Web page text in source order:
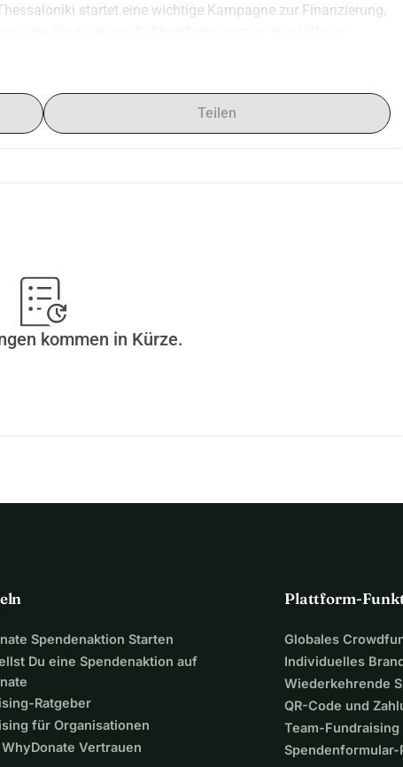
startet eine wichtige Kampagne zur Finanzierung,
bestmögliche Unterstützung bieten können.
und die Wettkämpfe lernen unsere Kinder,
und Hingabe zu verfolgen.
geben, sich im Sport und im Leben zu entfalten.
Teilen
kommen in Kürze.
Spendenaktion Starten
Du eine Spendenaktion auf
Ratgeber
für Organisationen
Vertrauen
Plattform-
Globales
Individuelles
Wiederkehrende
QR-Code und
Team-Fundraising
Spendenformular-